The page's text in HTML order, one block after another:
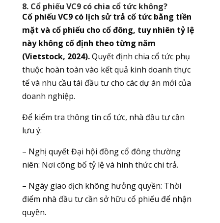
8. Cổ phiếu VC9 có chia cổ tức không?
Cổ phiếu VC9 có lịch sử trả cổ tức bằng tiền
mặt và cổ phiếu cho cổ đông, tuy nhiên tỷ lệ
này không cố định theo từng năm
(Vietstock, 2024).Quyết định chia cổ tức phụ
thuộc hoàn toàn vào kết quả kinh doanh thực
tế và nhu cầu tái đầu tư cho các dự án mới của
doanh nghiệp.
Để kiểm tra thông tin cổ tức, nhà đầu tư cần
lưu ý:
– Nghị quyết Đại hội đồng cổ đông thường
niên: Nơi công bố tỷ lệ và hình thức chi trả.
– Ngày giao dịch không hưởng quyền: Thời
điểm nhà đầu tư cần sở hữu cổ phiếu để nhận
quyền.